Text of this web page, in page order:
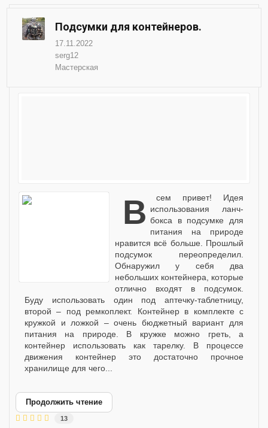
Подсумки для контейнеров.
17.11.2022
serg12
Мастерская
Всем привет! Идея использования ланч-
бокса в подсумке для
питания на природе
нравится всё больше. Прошлый
подсумок переопределил.
Обнаружил у себя два
небольших контейнера, которые
отлично входят в подсумок.
Буду использовать один под аптечку-таблетницу,
второй – под ремкоплект. Контейнер в комплекте с
кружкой и ложкой – очень бюджетный вариант для
питания на природе. В кружке можно греть, а
контейнер использовать как тарелку. В процессе
движения контейнер это достаточно прочное
хранилище для чего...
Продолжить чтение
13